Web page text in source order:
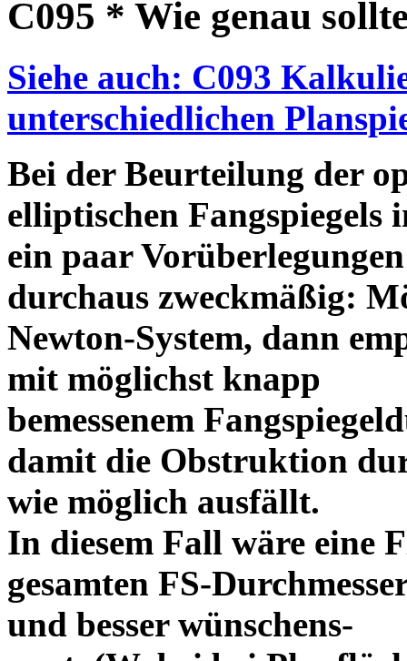
C095 * Wie genau
Siehe auch: C093
unterschiedlichen
Bei der Beurteilung der
elliptischen Fangspiegels
ein paar Vorüberlegungen
durchaus zweckmäßig:
Newton-System, dann
mit möglichst knapp
bemessenem
damit die Obstruktion
wie möglich ausfällt.
In diesem Fall wäre eine
gesamten FS-
und besser wünschens-